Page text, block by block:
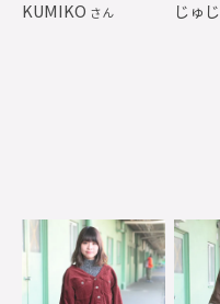
KUMIKO さん じゅ